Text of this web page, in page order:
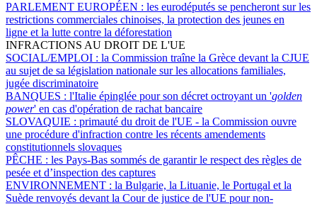
PARLEMENT EUROPÉEN : les eurodéputés se pencheront sur les
restrictions commerciales chinoises, la protection des jeunes en
ligne et la lutte contre la déforestation
INFRACTIONS AU DROIT DE L'UE
SOCIAL/EMPLOI : la Commission traîne la Grèce devant la CJUE
au sujet de sa législation nationale sur les allocations familiales,
jugée discriminatoire
BANQUES : l'Italie épinglée pour son décret octroyant un 'golden
power' en cas d'opération de rachat bancaire
SLOVAQUIE : primauté du droit de l'UE - la Commission ouvre
une procédure d'infraction contre les récents amendements
constitutionnels slovaques
PÊCHE : les Pays-Bas sommés de garantir le respect des règles de
pesée et d’inspection des captures
ENVIRONNEMENT : la Bulgarie, la Lituanie, le Portugal et la
Suède renvoyés devant la Cour de justice de l'UE pour non-